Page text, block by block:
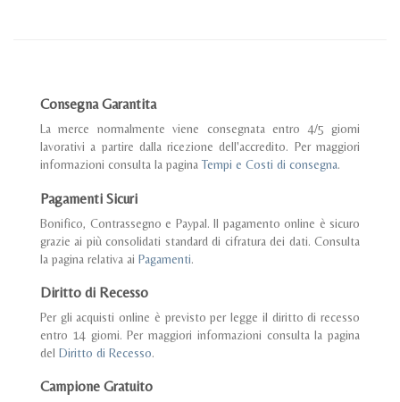
Consegna Garantita
La merce normalmente viene consegnata entro 4/5 giorni
lavorativi a partire dalla ricezione dell'accredito. Per maggiori
informazioni consulta la pagina Tempi e Costi di consegna.
Pagamenti Sicuri
Bonifico, Contrassegno e Paypal. Il pagamento online è sicuro
grazie ai più consolidati standard di cifratura dei dati. Consulta
la pagina relativa ai Pagamenti.
Diritto di Recesso
Per gli acquisti online è previsto per legge il diritto di recesso
entro 14 giorni. Per maggiori informazioni consulta la pagina
del Diritto di Recesso.
Campione Gratuito